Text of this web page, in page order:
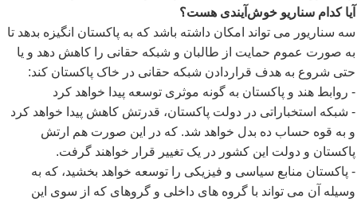
آیا کدام سناریو خوش آیندی هست؟
سه سناریور می تواند امکان داشته باشد که به پاکستان انگیزه بدهد تا
به صورت عموم حمایت از طالبان و شبکه حقانی را کاهش دهد و یا
حتی شروع به هدف قراردادن شبکه حقانی در خاک پاکستان کند:
- روابط هند و پاکستان به گونه موثری توسعه پیدا خواهد کرد
- شبکه استخباراتی در دولت پاکستان، قدرتش کاهش پیدا خواهد کرد
و به قوه حساب ده بدل خواهد شد. که در این صورت هم ارتش
پاکستان و دولت این کشور در یک تغییر قرار خواهند گرفت.
- پاکستان منابع سیاسی و فیزیکی را توسعه خواهد بخشید، که به
وسیله آن می تواند با گروه های داخلی و گروهای که از سوی این